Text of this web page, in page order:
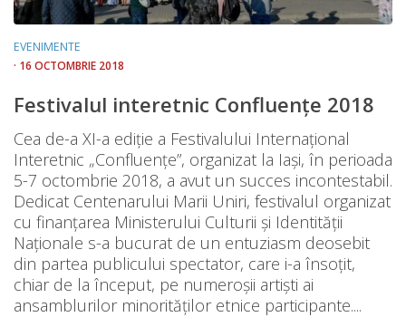
EVENIMENTE
· 16 OCTOMBRIE 2018
Festivalul interetnic Confluențe 2018
Cea de-a XI-a ediție a Festivalului Internațional
Interetnic „Confluențe”, organizat la Iași, în perioada
5-7 octombrie 2018, a avut un succes incontestabil.
Dedicat Centenarului Marii Uniri, festivalul organizat
cu finanțarea Ministerului Culturii și Identității
Naționale s-a bucurat de un entuziasm deosebit
din partea publicului spectator, care i-a însoțit,
chiar de la început, pe numeroșii artiști ai
ansamblurilor minorităților etnice participante....